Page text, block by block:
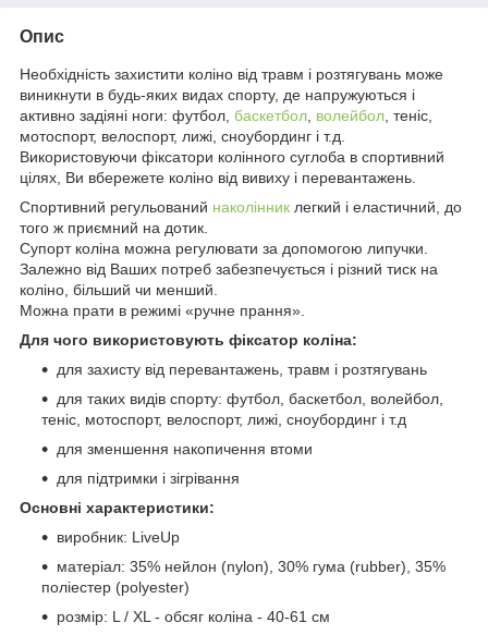
Опис
Необхідність захистити коліно від травм і розтягувань може
виникнути в будь-яких видах спорту, де напружуються і
активно задіяні ноги: футбол, баскетбол волейбол , теніс,
мотоспорт, велоспорт, лижі, сноубординг і т.д.
Використовуючи фіксатори колінного суглоба в спортивний
цілях, Ви вбережете коліно від вивиху і перевантажень.
Спортивний регульований наколінник легкий і еластичний, до
того ж приємний на дотик.
Супорт коліна можна регулювати за допомогою липучки.
Залежно від Ваших потреб забезпечується і різний тиск на
коліно, більший чи менший.
Можна прати в режимі «ручне прання».
Для чого використовують фіксатор коліна:
для захисту від перевантажень, травм і розтягувань
для таких видів спорту: футбол, баскетбол, волейбол,
теніс, мотоспорт, велоспорт, лижі, сноубординг і т.д
для зменшення накопичення втоми
для підтримки і зігрівання
Основні характеристики:
виробник: LiveUp
матеріал: 35% нейлон (nylon), 30% гума (rubber), 35%
поліестер (polyester)
розмір: L / XL - обсяг коліна - 40-61 см